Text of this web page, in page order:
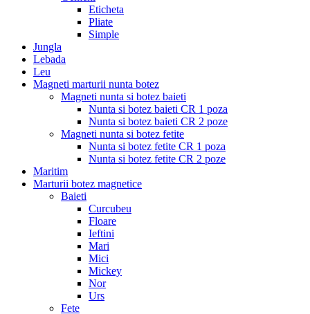
Eticheta
Pliate
Simple
Jungla
Lebada
Leu
Magneti marturii nunta botez
Magneti nunta si botez baieti
Nunta si botez baieti CR 1 poza
Nunta si botez baieti CR 2 poze
Magneti nunta si botez fetite
Nunta si botez fetite CR 1 poza
Nunta si botez fetite CR 2 poze
Maritim
Marturii botez magnetice
Baieti
Curcubeu
Floare
Ieftini
Mari
Mici
Mickey
Nor
Urs
Fete